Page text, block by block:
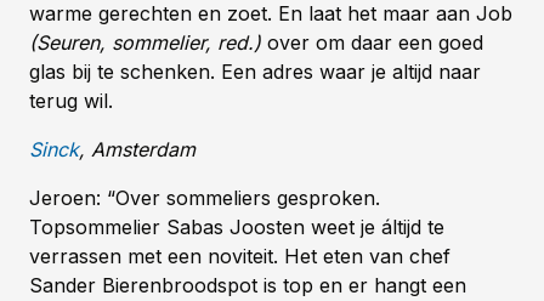
warme gerechten en zoet. En laat het maar aan Job
(Seuren, sommelier, red.) over om daar een goed
glas bij te schenken. Een adres waar je altijd naar
terug wil.
Sinck, Amsterdam
Jeroen: “Over sommeliers gesproken.
Topsommelier Sabas Joosten weet je áltijd te
verrassen met een noviteit. Het eten van chef
Sander Bierenbroodspot is top en er hangt een